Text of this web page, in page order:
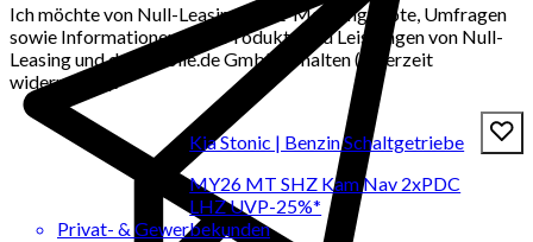
Ich möchte von Null-Leasing per E-Mail Angebote, Umfragen
sowie Informationen über Produkte und Leistungen von Null-
Leasing und der mobile.de GmbH erhalten (jederzeit
widerrufbar).
Kia Stonic | Benzin Schaltgetriebe
MY26 MT SHZ Kam Nav 2xPDC
LHZ UVP-25%*
Privat- & Gewerbekunden